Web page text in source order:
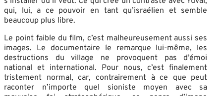
qui, lui, a ce pouvoir en tant qu’israélien et semble
beaucoup plus libre.
Le point faible du film, c’est malheureusement aussi ses
images. Le documentaire le remarque lui-même, les
destructions du village ne provoquent pas d’émoi
national et international. Pour nous, c’est finalement
tristement normal, car, contrairement à ce que peut
raconter n’importe quel sioniste moyen avec sa